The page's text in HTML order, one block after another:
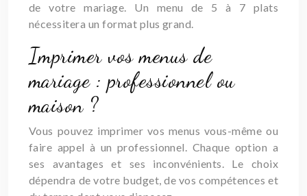
de votre mariage. Un menu de 5 à 7 plats
nécessitera un format plus grand.
Imprimer vos menus de
mariage : professionnel ou
maison ?
Vous pouvez imprimer vos menus vous-même ou
faire appel à un professionnel. Chaque option a
ses avantages et ses inconvénients. Le choix
dépendra de votre budget, de vos compétences et